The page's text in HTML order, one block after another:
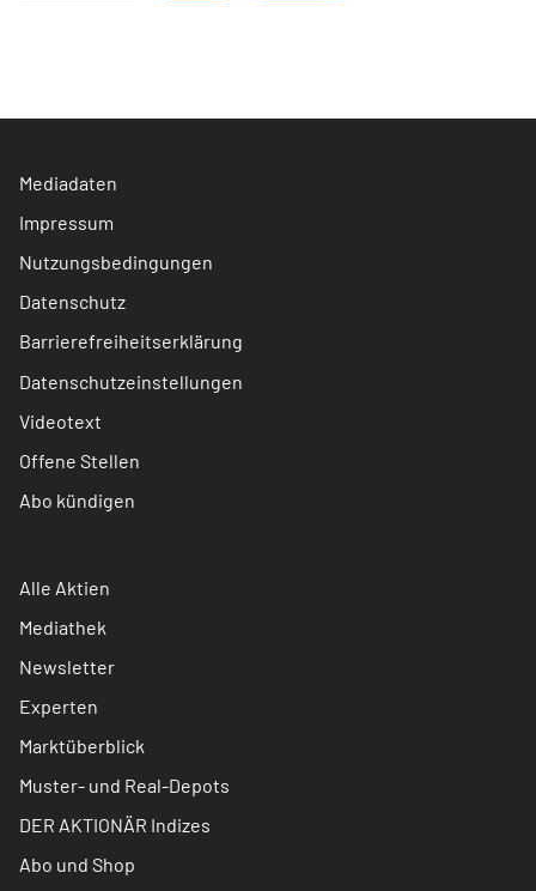
Mediadaten
Impressum
Nutzungsbedingungen
Datenschutz
Barrierefreiheitserklärung
Datenschutzeinstellungen
Videotext
Offene Stellen
Abo kündigen
Alle Aktien
Mediathek
Newsletter
Experten
Marktüberblick
Muster- und Real-Depots
DER AKTIONÄR Indizes
Abo und Shop